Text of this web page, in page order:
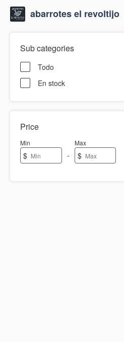
abarrotes el revoltijo
Sub categories
Todo
En stock
Price
Min
$ -
Max
$